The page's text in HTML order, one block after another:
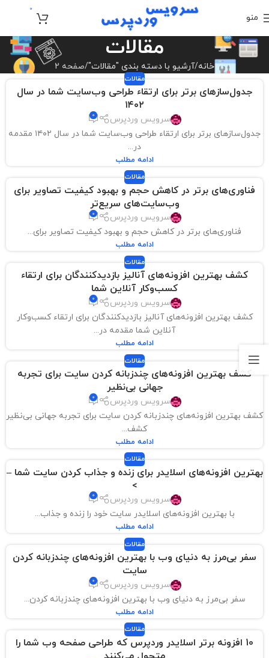
منو
0
مقالات
خانه آرشیو با دسته بندی "مقالات" صفحه 2
مقالات
جدول‌سازهای برتر برای ارتقاء طراحی وب‌سایت شما در سال
۱۴۰۲
سرویس وردپرس 0
جدول‌سازهای برتر برای ارتقاء طراحی وب‌سایت شما در سال ۱۴۰۲ مقدمه
در...
ادامه مطلب
مقالات
فناوری‌های برتر در کاهش حجم و بهبود کیفیت تصاویر برای
وب‌سایت‌های سریع‌تر
سرویس وردپرس 0
فناوری‌های برتر در کاهش حجم و بهبود کیفیت تصاویر برای...
ادامه مطلب
مقالات
کشف بهترین افزونه‌های آنالیز بازدیدکنندگان برای ارتقاء
کسب‌وکار آنلاین شما
سرویس وردپرس 0
کشف بهترین افزونه‌های آنالیز بازدیدکنندگان برای ارتقاء کسب‌وکار
آنلاین شما مقدمه در...
ادامه مطلب
مقالات
کشف بهترین افزونه‌های چندزبانه کردن سایت برای تجربه
جهانی بی‌نظیر
سرویس وردپرس 0
کشف بهترین افزونه‌های چندزبانه کردن سایت برای تجربه جهانی بی‌نظیر
کشف...
ادامه مطلب
مقالات
بهترین افزونه‌های اسلایدر برای زنده و جذاب کردن سایت شما –
>
سرویس وردپرس 0
با بهترین افزونه‌های اسلایدر سایت خود را زنده و جذاب...
ادامه مطلب
مقالات
سفر بی‌مرز به دنیای وب با بهترین افزونه‌های چندزبانه کردن
سایت
سرویس وردپرس 0
سفر بی‌مرز به دنیای وب با بهترین افزونه‌های چندزبانه کردن...
ادامه مطلب
مقالات
10 افزونه برتر اسلایدر وردپرس که طراحی صفحه وب شما را